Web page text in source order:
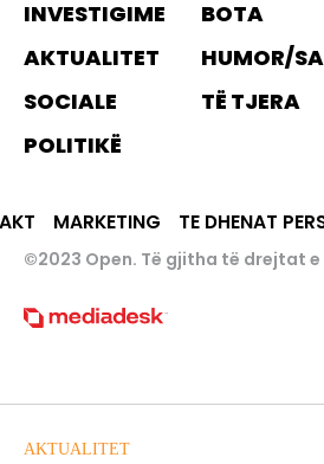
INVESTIGIME
AKTUALITET
SOCIALE
POLITIKË
BOTA
HUMOR/
TË TJERA
MARKETING TE DHENAT
©2023 Open. Të gjitha të drejtat
AKTUALITET